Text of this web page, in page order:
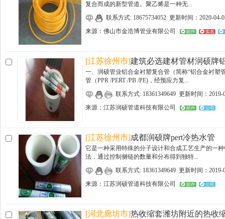
复合而成的新型管道。聚乙烯是一种无...
联系方式: 18675734052 更新时间：2020-04-
来源： 佛山市金浩博管业有限公司 邮件 实名
[江苏徐州市]建筑必选建材管材润硕牌
一、润硕管业铝合金衬塑复合管（简称“铝合金衬塑
管（PPR /PERT /PB /PE)，经预应力复...
联系方式: 18361349649 更新时间：2019-
来源： 江苏润硕管道科技有限公司 邮件 公司
[江苏徐州市]成都润硕牌pert冷热水管
它是一种采用特殊的分子设计和合成工艺生产的一
法，通过控制侧链的数量和分布得到独特...
联系方式: 18361349649 更新时间：2019-
来源： 江苏润硕管道科技有限公司 邮件 公司
[河北廊坊市]热收缩套潍坊附近的热收